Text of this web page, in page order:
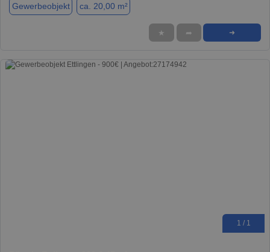
Gewerbeobjekt ca. 20,00 m²
★ ➦ ➜
1 / 1